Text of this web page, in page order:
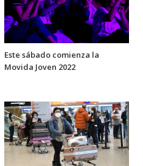
Este sábado comienza la
Movida Joven 2022